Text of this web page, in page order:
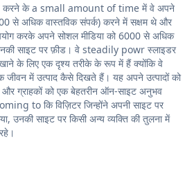
करने के a small amount of time में वे अपने
से अधिक वास्तविक संपर्क) करने में सक्षम थे और
करके अपने सोशल मीडिया को 6000 से अधिक
साइट पर फ़ीड। वे steadily powr स्लाइडर
के लिए एक दृश्य तरीके के रूप में हैं क्योंकि वे
जीवन में उत्पाद कैसे दिखते हैं। यह अपने उत्पादों को
और ग्राहकों को एक बेहतरीन ऑन-साइट अनुभव
to कि विज़िटर जिन्होंने अपनी साइट पर
उनकी साइट पर किसी अन्य व्यक्ति की तुलना में